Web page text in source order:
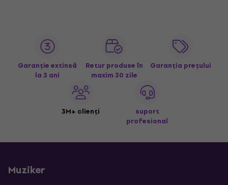
Garanție extinsă
la 3 ani
Retur produse în
maxim 30 zile
Garanția prețului
3M+ clienți
suport
profesional
Muziker